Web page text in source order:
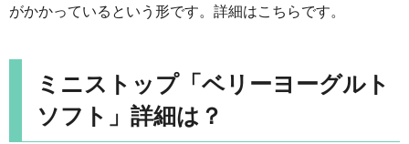
がかかっているという形です。詳細はこちらです。
ミニストップ「ベリーヨーグルト
ソフト」詳細は？